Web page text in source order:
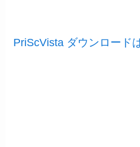
PriScVista ダウンロード